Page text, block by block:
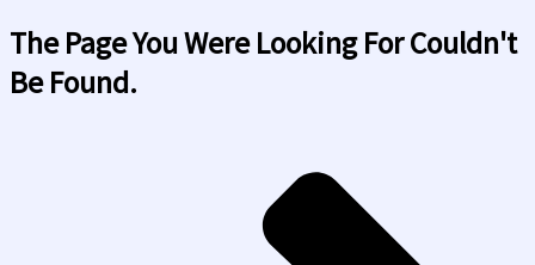
The Page You Were Looking For Couldn't
Be Found.